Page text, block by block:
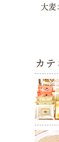
大麦
カ